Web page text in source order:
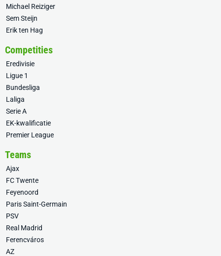
Michael Reiziger
Sem Steijn
Erik ten Hag
Competities
Eredivisie
Ligue 1
Bundesliga
Laliga
Serie A
EK-kwalificatie
Premier League
Teams
Ajax
FC Twente
Feyenoord
Paris Saint-Germain
PSV
Real Madrid
Ferencváros
AZ